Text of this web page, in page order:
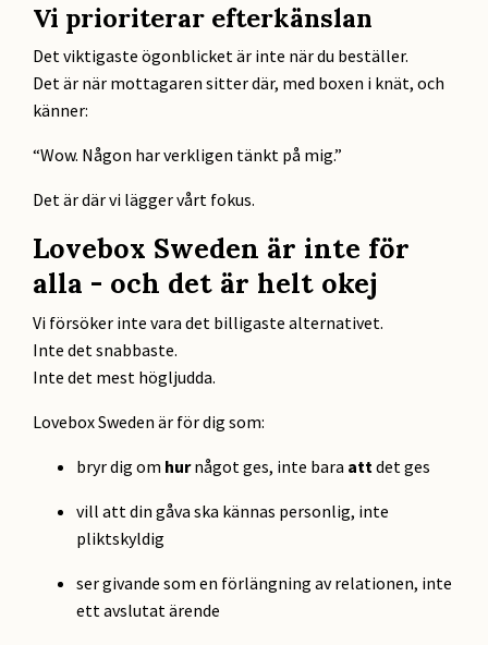
Vi prioriterar efterkänslan
Det viktigaste ögonblicket är inte när du beställer.
Det är när mottagaren sitter där, med boxen i knät, och
känner:
“Wow. Någon har verkligen tänkt på mig.”
Det är där vi lägger vårt fokus.
Lovebox Sweden är inte för
alla - och det är helt okej
Vi försöker inte vara det billigaste alternativet.
Inte det snabbaste.
Inte det mest högljudda.
Lovebox Sweden är för dig som:
bryr dig om hurnågot ges, inte bara attdet ges
vill att din gåva ska kännas personlig, inte
pliktskyldig
ser givande som en förlängning av relationen, inte
ett avslutat ärende